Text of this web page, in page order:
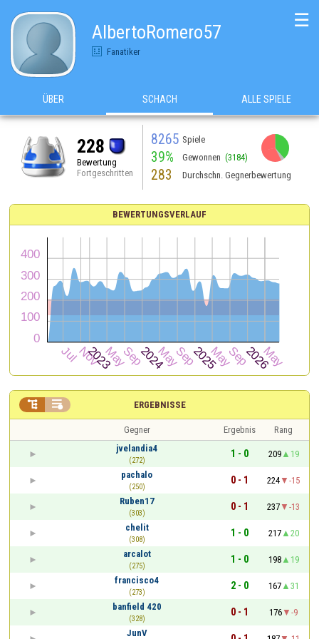
AlbertoRomero57
Fanatiker
☰
ÜBER SCHACH ALLE SPIELE
228
Bewertung
Fortgeschritten
8265 Spiele
39% Gewonnen (3184)
283 Durchschn. Gegnerbewertung
BEWERTUNGSVERLAUF
ERGEBNISSE
 
Gegner Ergebnis
Rang
jvelandia4
(272)
1 - 0 209
19
pachalo
(250)
0 - 1 224
-15
Ruben17
(303)
0 - 1 237
-13
chelit
(308)
1 - 0 217
20
arcalot
(275)
1 - 0 198
19
francisco4
(273)
2 - 0 167
31
banfield 420
(328)
0 - 1 176
-9
JunV